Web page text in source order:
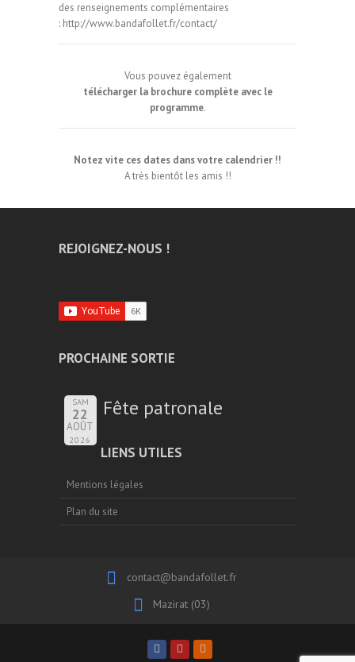
des renseignements complémentaires
: http://www.bandafollet.fr/contact/
Vous pouvez également
télécharger la brochure complète avec le
programme.
Notez vite ces dates dans votre calendrier !!
A très bientôt les amis !!
REJOIGNEZ-NOUS !
PROCHAINE SORTIE
SAM
22
AOÛT
2026
Fête patronale
LIENS UTILES
Mentions légales
Plan du site
contact@bandafollet.fr
Mazirat (03)